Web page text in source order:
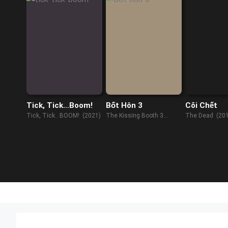
Tick, Tick…Boom!
Tick, Tick...BOOM! (2021)
Bốt Hôn 3
The Kissing Booth 3
Cõi Chết
The Dead